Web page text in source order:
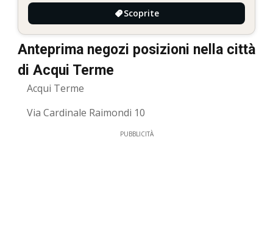
Scoprite
Anteprima negozi posizioni nella città
di Acqui Terme
Acqui Terme
Via Cardinale Raimondi 10
PUBBLICITÀ